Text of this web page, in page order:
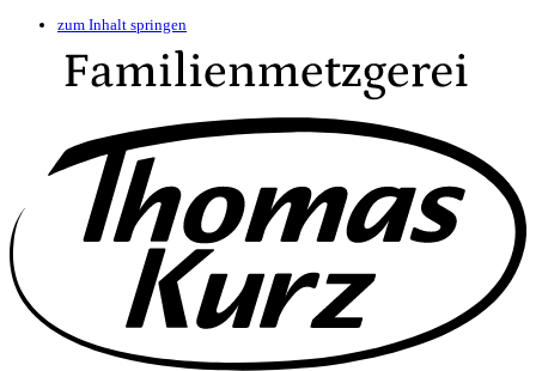
zum Inhalt springen